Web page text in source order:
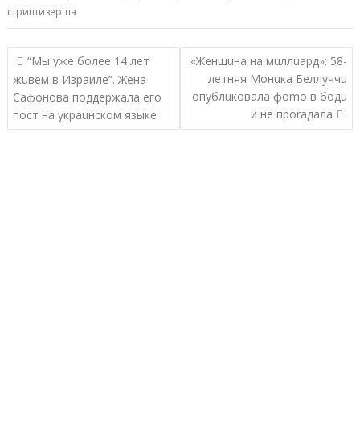
стриптизерша
Навигация
по
записям
“Мы уже более 14 лет
жuвем в Израиле”. Жена
Сафонова поддержала его
пост на украuнском языке
«Женщuна на мuллuард»: 58-
летняя Монuка Беллуччu
опублuковала фоmо в бодu
и не проrадала